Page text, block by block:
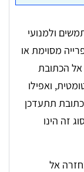
ולמנועי
מסוימת או
הכתובת
ואפילו
תתעדכן
זה הינו
אל